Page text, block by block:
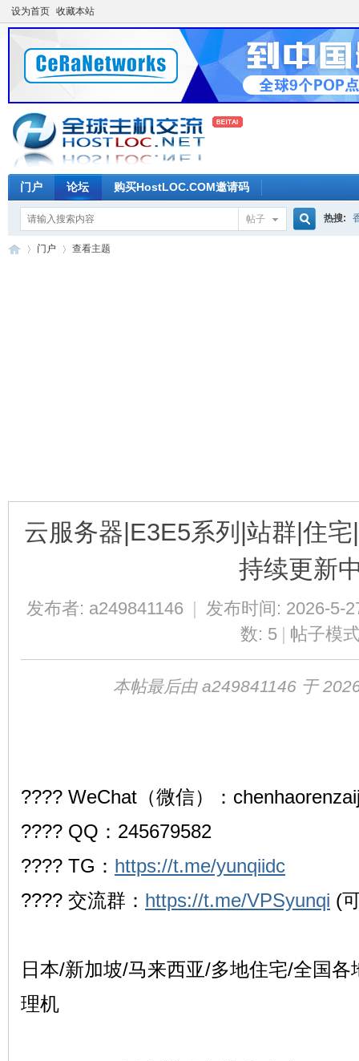
设为首页 收藏本站
门户 论坛 购买HostLOC.COM邀请码
帖子 热搜:
门户 查看主题
云服务器|E3E5系列|站群|住
持续更新
发布者: a249841146 | 发布时间: 2026-5-
数: 5 | 帖子模
本帖最后由 a249841146 于
???? WeChat（微信）：
???? QQ：245679582
???? TG： https://t.me/yunqiidc
???? 交流群： https://t.me/VPSyunqi (
日本/新加坡/马来西亚/多地住宅/全国
理机